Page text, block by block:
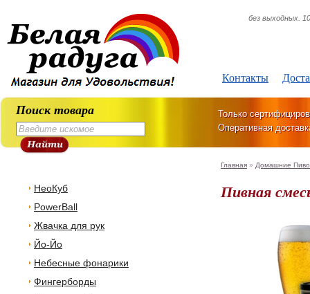
Контакты
без выходных.
Поиск товара
Только
Оперативная
НеоКуб
PowerBall
Жвачка для рук
Йо-Йо
Небесные фонарики
Фингерборды
Главная » Домашние
Пивная